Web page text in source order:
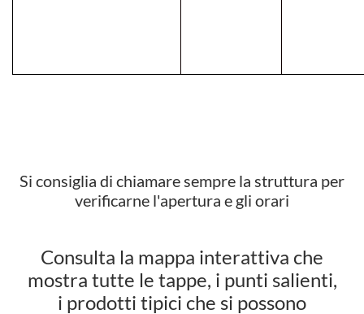
Si consiglia di chiamare sempre la struttura per
verificarne l'apertura e gli orari
Consulta la mappa interattiva che
mostra tutte le tappe, i punti salienti,
i prodotti tipici che si possono